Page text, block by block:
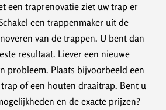
een traprenovatie ziet uw trap er
een trappenmaker uit de
van de trappen. U bent dan
resultaat. Liever een nieuwe
probleem. Plaats bijvoorbeeld een
of een houten draaitrap. Bent u
en de exacte prijzen?